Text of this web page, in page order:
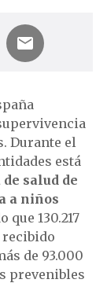
Durante el
está
salud de
a niños
130.217
recibido
de 93.000
prevenibles